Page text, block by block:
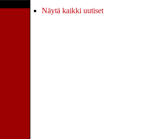
Näytä kaikki uutiset